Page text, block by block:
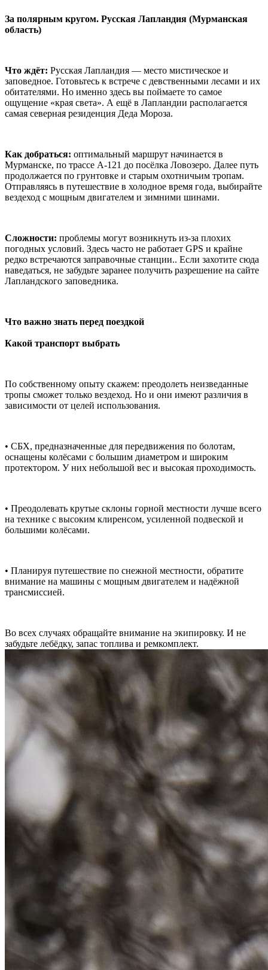
За полярным кругом. Русская Лапландия (Мурманская
область)
Что ждёт: Русская Лапландия — место мистическое и
заповедное. Готовьтесь к встрече с девственными лесами и их
обитателями. Но именно здесь вы поймаете то самое
ощущение «края света». А ещё в Лапландии располагается
самая северная резиденция Деда Мороза.
Как добраться: оптимальный маршрут начинается в
Мурманске, по трассе А-121 до посёлка Ловозеро. Далее путь
продолжается по грунтовке и старым охотничьим тропам.
Отправляясь в путешествие в холодное время года, выбирайте
вездеход с мощным двигателем и зимними шинами.
Сложности: проблемы могут возникнуть из-за плохих
погодных условий. Здесь часто не работает GPS и крайне
редко встречаются заправочные станции.. Если захотите сюда
наведаться, не забудьте заранее получить разрешение на сайте
Лапландского заповедника.
Что важно знать перед поездкой
Какой транспорт выбрать
По собственному опыту скажем: преодолеть неизведанные
тропы сможет только вездеход. Но и они имеют различия в
зависимости от целей использования.
• СБХ, предназначенные для передвижения по болотам,
оснащены колёсами с большим диаметром и широким
протектором. У них небольшой вес и высокая проходимость.
• Преодолевать крутые склоны горной местности лучше всего
на технике с высоким клиренсом, усиленной подвеской и
большими колёсами.
• Планируя путешествие по снежной местности, обратите
внимание на машины с мощным двигателем и надëжной
трансмиссией.
Во всех случаях обращайте внимание на экипировку. И не
забудьте лебёдку, запас топлива и ремкомплект.